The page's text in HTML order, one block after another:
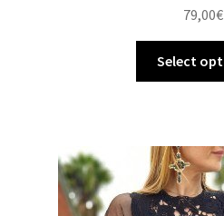
79,00€
Select